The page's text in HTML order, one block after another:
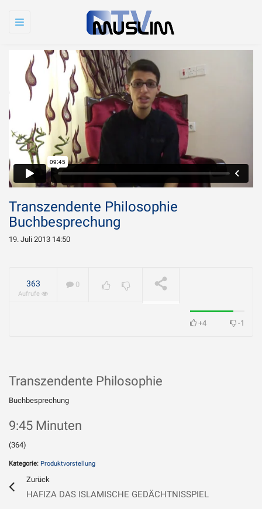
Toggle
Transzendente Philosophie
Buchbesprechung
19. Juli 2013 14:50
363
Aufrufe
0
+4 -1
Transzendente Philosophie
Buchbesprechung
9:45 Minuten
(364)
Kategorie: Produktvorstellung
Zurück
HAFIZA DAS ISLAMISCHE GEDÄCHTNISSPIEL